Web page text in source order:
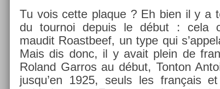
Tu vois cette plaque ? Eh bien il y a
du tour­noi de­puis le début : cela
maudit Roastbeef, un type qui
Mais dis donc, il y avait plein de
Roland Gar­ros au début, Ton­ton
jusqu’en 1925, seuls les français